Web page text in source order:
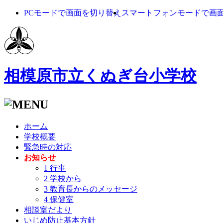
PCモードで画面を切り替え スマートフォンモードで画
相模原市立くぬぎ台小学校
ホーム
学校概要
緊急時の対応
お知らせ
1 行事
2 学校から
3 教育長からのメッセージ
4 保健室
相談室だより
いじめ防止基本方針